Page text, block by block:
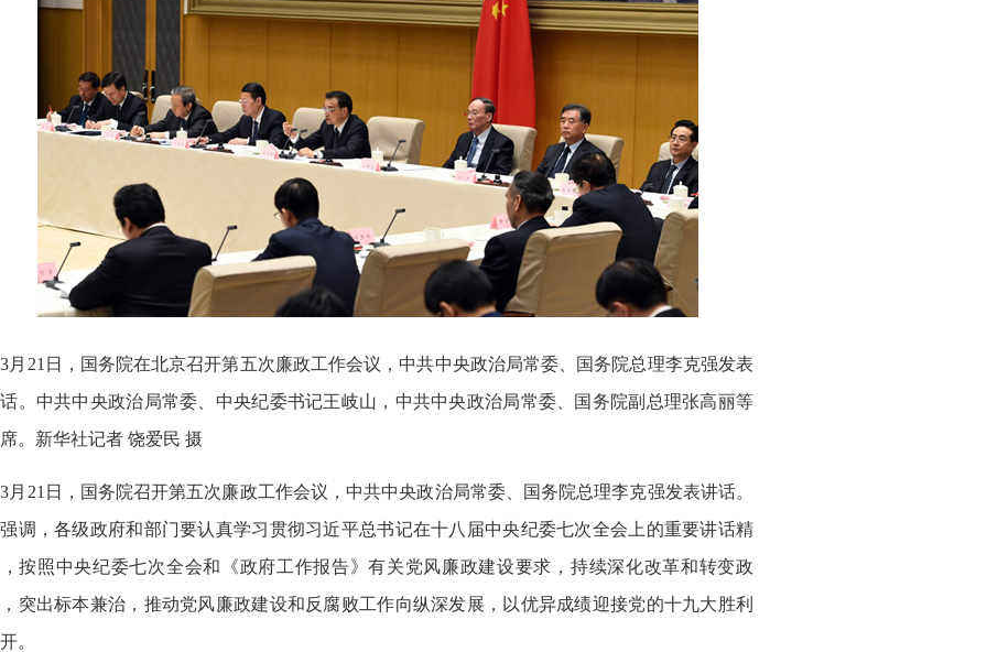
21日，国务院在北京召开第五次廉政工作会议，中共中央政治局常委、国务院总理李克强发表
。中共中央政治局常委、中央纪委书记王岐山，中共中央政治局常委、国务院副总理张高丽等
。新华社记者 饶爱民 摄
21日，国务院召开第五次廉政工作会议，中共中央政治局常委、国务院总理李克强发表讲话。
调，各级政府和部门要认真学习贯彻习近平总书记在十八届中央纪委七次全会上的重要讲话精
按照中央纪委七次全会和《政府工作报告》有关党风廉政建设要求，持续深化改革和转变政
突出标本兼治，推动党风廉政建设和反腐败工作向纵深发展，以优异成绩迎接党的十九大胜利
。